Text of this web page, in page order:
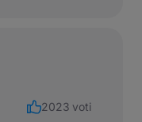
2023 voti